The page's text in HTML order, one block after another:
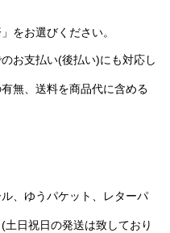
をお選びください。
お支払い(後払い)にも対応し
無、送料を商品代に含める
、ゆうパケット、レターパ
日祝日の発送は致しており